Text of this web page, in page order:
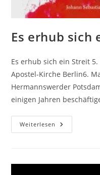
Es erhub sich
Es erhub sich ein Streit 5.
Apostel-Kirche Berlin6.
Hermannswerder
einigen Jahren
Weiterlesen Es
Erhub